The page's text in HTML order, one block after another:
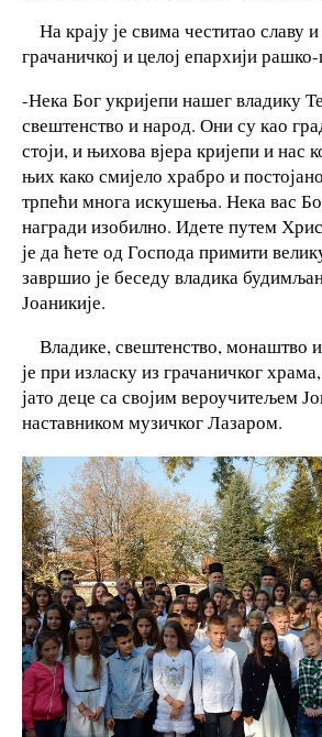
На крају је свима честитао славу
грачаничкој и целој епархији
-Нека Бог укријепи нашег владику
свештенство и народ. Они су као
стоји, и њихова вјера кријепи и нас
њих како смијело храбро и
трпећи многа искушења. Нека вас
награди изобилно. Идете путем
је да ћете од Господа примити
завршио је беседу владика
Јоаникије.
Владике, свештенство, монаштво
је при изласку из грачаничког
јато деце са својим вероучитељем
наставником музичког Лазаром.